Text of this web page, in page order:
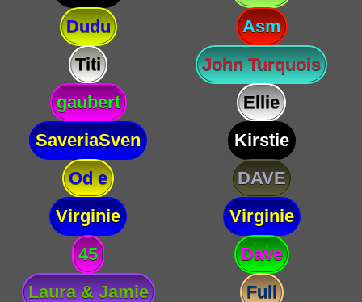
Dudu
Asm
Titi
John Turquois
gaubert
Ellie
SaveriaSven
Kirstie
Od e
DAVE
Virginie
Virginie
45
Dave
Laura & Jamie
Full